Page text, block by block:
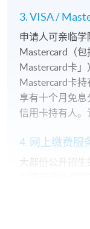
3. VISA /
申请人可亲临学
Mastercard（
Mastercard卡
Mastercard卡
享有十个月免
信用卡持有人。
4. 网上缴费服
大部份公开招
Mastercard缴
付方式之外，